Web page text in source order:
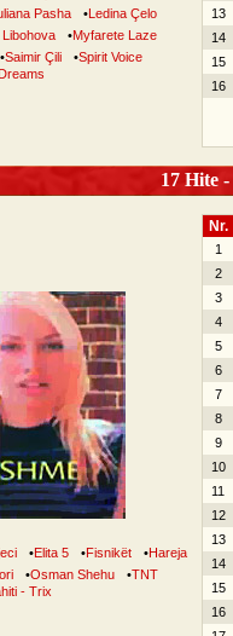
Pasha •Ledina Çelo
•Myfarete Laze
•Saimir Çili •Spirit Voice
13
14
15
16
17 Hite
•Elita 5 •Fisnikët •Hareja
•Osman Shehu •TNT
- Trix
Nr.
1
2
3
4
5
6
7
8
9
10
11
12
13
14
15
16